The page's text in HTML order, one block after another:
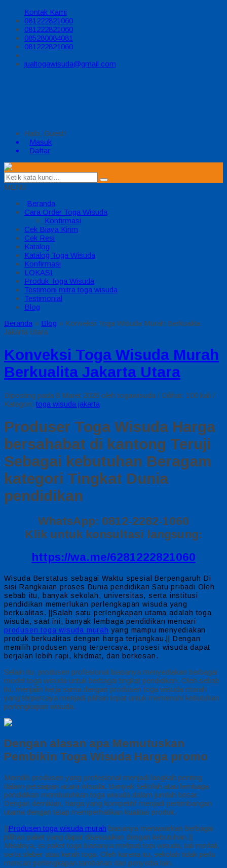
Kontak Kami
081222821060
081222821060
085280084081
081222821060
jualtogawisuda@gmail.com
Halo, Guest!
Masuk
Daftar
MENU
Beranda
Cara Order Toga Wisuda
Konfirmasi
Cek Biaya Kirim
Cek Resi
Katalog
Katalog Toga Wisuda
Konfirmasi
LOKASI
Produk Toga Wisuda
Testimoni mitra toga wisuda
Testimonial
Blog
Beranda » Blog » Konveksi Toga Wisuda Murah Berkualita
Jakarta Utara
Konveksi Toga Wisuda Murah
Berkualita Jakarta Utara
Diposting pada 8 Maret 2026 oleh togawisuda / Dilihat: 100 kali /
Kategori: toga wisuda jakarta
Produser Toga Wisuda Harga
bersahabat di kantong Teruji
Sebagai kebutuhan Beragam
kategori Tingkat Dunia
pendidikan
WhatsApp: 0812-2282-1060
Klik untuk konsultasi langsung:
https://wa.me/6281222821060
Wisuda Berstatus sebagai Waktu spesial Berpengaruh Di
sisi Rangkaian proses Dunia pendidikan Satu pribadi Oleh
sebab itu, banyak sekolah, universitas, serta institusi
pendidikan memerlukan perlengkapan wisuda yang
berkualitas. ||Salah satu perlengkapan utama adalah toga
wisuda, saat ini, banyak lembaga pendidikan mencari
produsen toga wisuda murah yang mampu menyediakan
produk berkualitas dengan harga terjangkau.|| Dengan
memilih produsen yang terpercaya, prosesi wisuda dapat
berjalan lebih rapi, khidmat, dan berkesan.
Selain itu, produsen profesional biasanya menyediakan berbagai
model toga wisuda untuk berbagai tingkat pendidikan. Oleh sebab
itu, menjalin kerja sama dengan produsen toga wisuda murah
yang terpercaya menjadi pilihan tepat untuk memenuhi kebutuhan
perlengkapan wisuda.
Dengan alasan apa Memutuskan
Pembikin Toga Wisuda Harga promo
Memilih produsen yang profesional menjadi langkah penting
dalam persiapan acara wisuda. Banyak sekolah atau lembaga
pendidikan membutuhkan toga wisuda dalam jumlah besar.
Dengan demikian, harga yang kompetitif menjadi pertimbangan
utama dengan tetap memperhatikan kualitas produk.
||Produsen toga wisuda murah biasanya menawarkan berbagai
pilihan paket yang dapat disesuaikan dengan kebutuhan.||
Misalnya, isi paket toga biasanya meliputi topi wisuda, tali medali,
serta sleber atau kerah toga. Oleh karena itu, sekolah tidak perlu
mencari perlengkapan tambahan dari penyedia lain.